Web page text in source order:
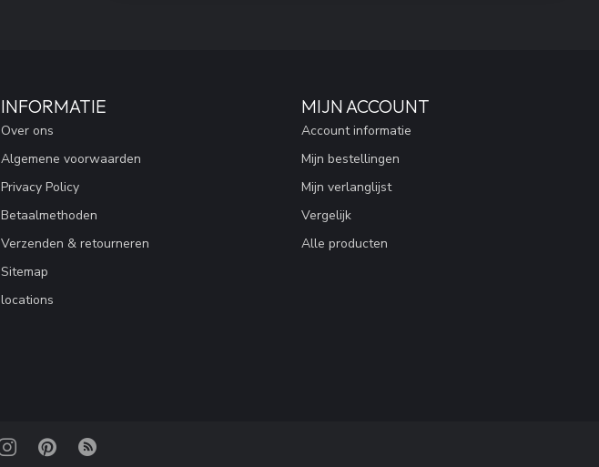
INFORMATIE
Over ons
Algemene voorwaarden
Privacy Policy
Betaalmethoden
Verzenden & retourneren
Sitemap
locations
MIJN ACCOUNT
Account informatie
Mijn bestellingen
Mijn verlanglijst
Vergelijk
Alle producten